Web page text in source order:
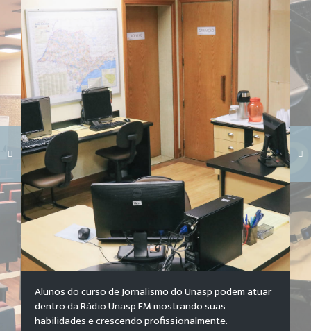
Carregando galeria...
Alunos do curso de Jornalismo do Unasp podem atuar
dentro da Rádio Unasp FM mostrando suas
habilidades e crescendo profissionalmente.